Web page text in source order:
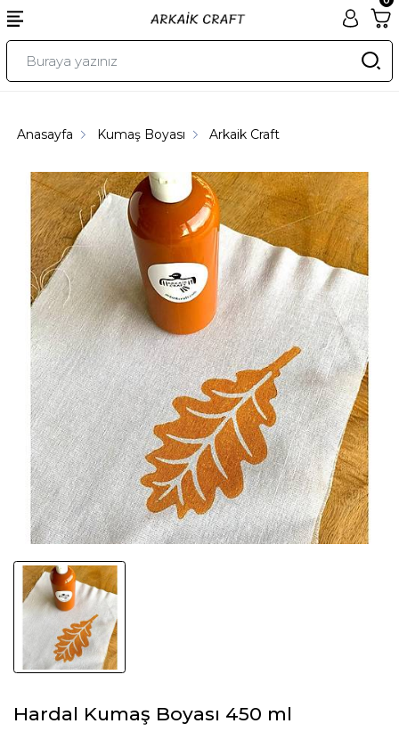
Anasayfa Kumaş Boyası Arkaik Craft
Hardal Kumaş Boyası 450 ml